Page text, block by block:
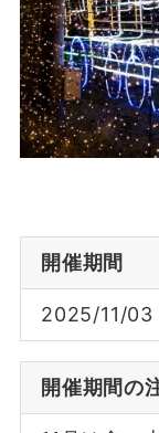
©2026 ふくたま
開催期間
2025/11/03
開催期間の